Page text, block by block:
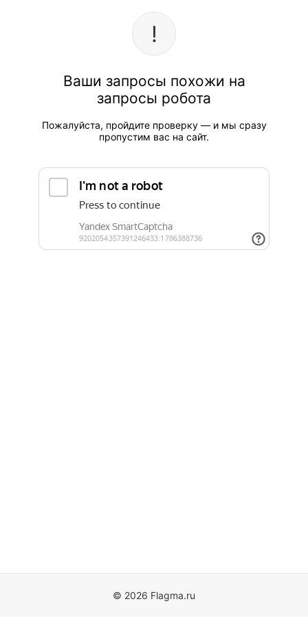
Ваши запросы похожи на
запросы робота
Пожалуйста, пройдите проверку — и мы сразу
пропустим вас на сайт.
© 2026 Flagma.ru